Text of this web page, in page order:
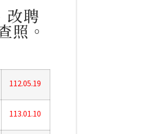
改聘
照。
112.05.19
113.01.10